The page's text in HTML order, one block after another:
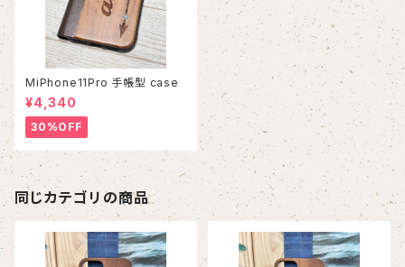
MiPhone11Pro 手帳型 case
¥4,340
30%OFF
同じカテゴリの商品